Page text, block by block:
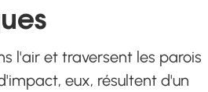
l'air et traversent les parois
eux, résultent d'un